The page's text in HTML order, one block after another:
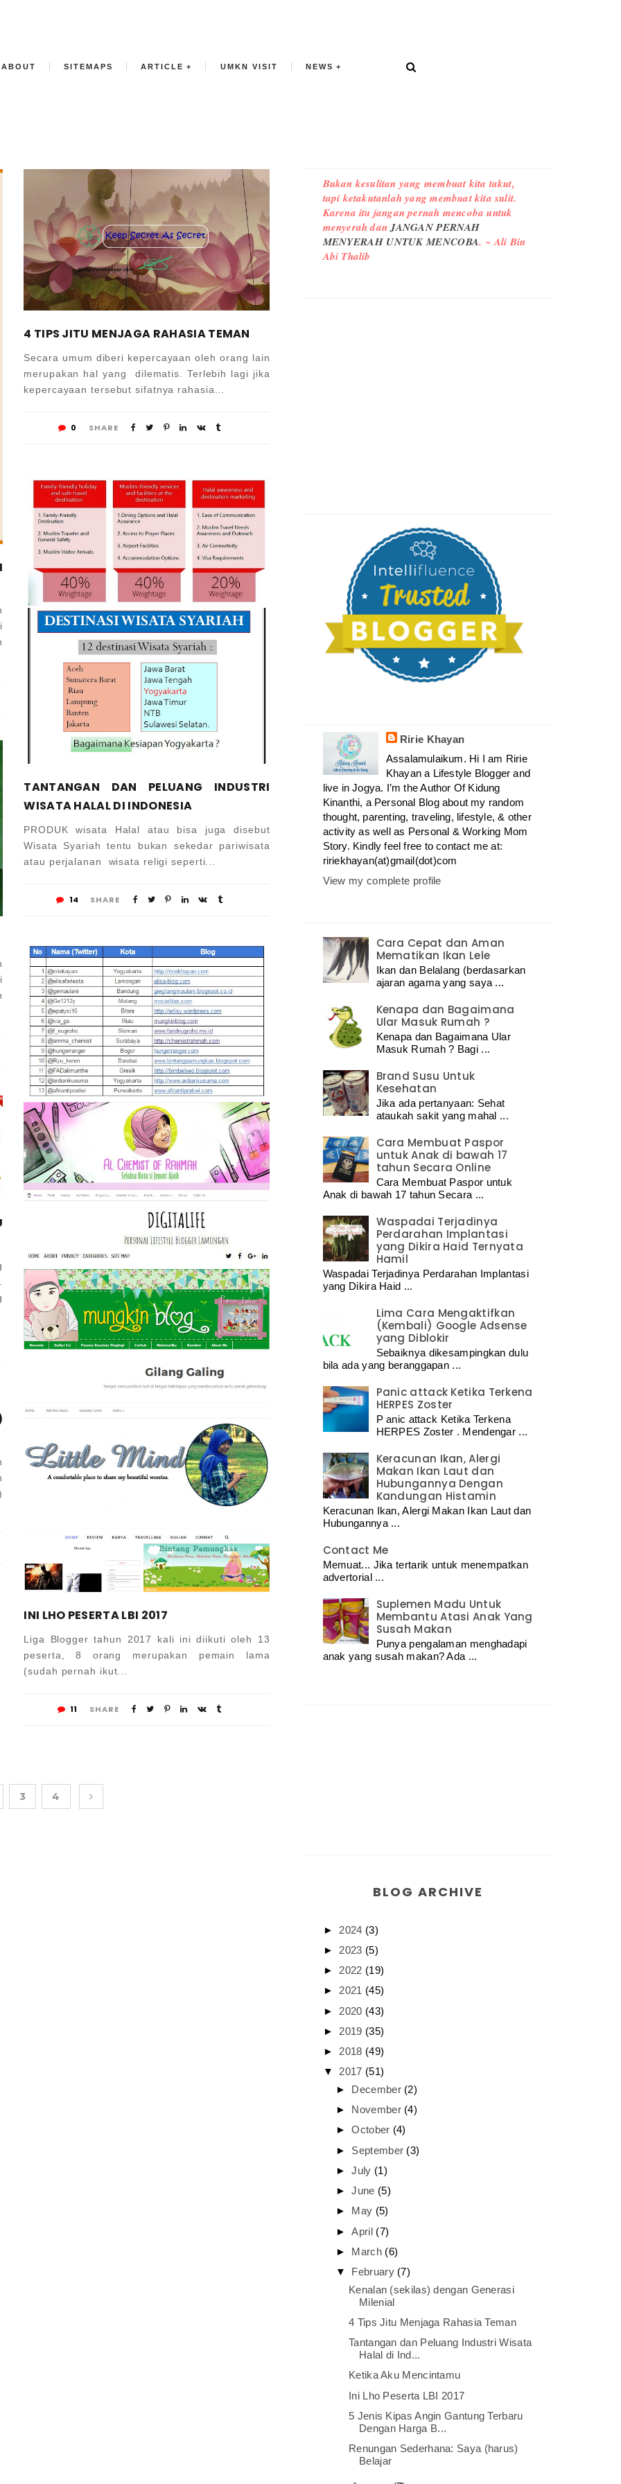
ABOUT SITEMAPS ARTICLE UMKN VISIT NEWS
4 TIPS JITU MENJAGA RAHASIA TEMAN
Secara umum diberi kepercayaan oleh orang lain
merupakan hal yang dilematis. Terlebih lagi jika
kepercayaan tersebut sifatnya rahasia...
0 SHARE
TANTANGAN DAN PELUANG INDUSTRI
WISATA HALAL DI INDONESIA
PRODUK wisata Halal atau bisa juga disebut
Wisata Syariah tentu bukan sekedar pariwisata
atau perjalanan wisata religi seperti...
14 SHARE
INI LHO PESERTA LBI 2017
Liga Blogger tahun 2017 kali ini diikuti oleh 13
peserta, 8 orang merupakan pemain lama
(sudah pernah ikut...
11 SHARE
3 4
Bukan kesulitan yang membuat kita takut,
tapi ketakutanlah yang membuat kita sulit.
Karena itu jangan pernah mencoba untuk
menyerah danJANGAN PERNAH
MENYERAH UNTUK MENCOBA. ~ Ali Bin
Abi Thalib
Ririe Khayan
Assalamulaikum. Hi I am Ririe
Khayan a Lifestyle Blogger and
live in Jogya. I’m the Author Of Kidung
Kinanthi, a Personal Blog about my random
thought, parenting, traveling, lifestyle, & other
activity as well as Personal & Working Mom
Story. Kindly feel free to contact me at:
ririekhayan(at)gmail(dot)com
View my complete profile
Cara Cepat dan Aman
Mematikan Ikan Lele
Ikan dan Belalang (berdasarkan
ajaran agama yang saya ...
Kenapa dan Bagaimana
Ular Masuk Rumah ?
Kenapa dan Bagaimana Ular
Masuk Rumah ? Bagi ...
Brand Susu Untuk
Kesehatan
Jika ada pertanyaan: Sehat
ataukah sakit yang mahal ...
Cara Membuat Paspor
untuk Anak di bawah 17
tahun Secara Online
Cara Membuat Paspor untuk
Anak di bawah 17 tahun Secara ...
Waspadai Terjadinya
Perdarahan Implantasi
yang Dikira Haid Ternyata
Hamil
Waspadai Terjadinya Perdarahan Implantasi
yang Dikira Haid ...
Lima Cara Mengaktifkan
(Kembali) Google Adsense
yang Diblokir
Sebaiknya dikesampingkan dulu
bila ada yang beranggapan ...
Panic attack Ketika Terkena
HERPES Zoster
P anic attack Ketika Terkena
HERPES Zoster . Mendengar ...
Keracunan Ikan, Alergi
Makan Ikan Laut dan
Hubungannya Dengan
Kandungan Histamin
Keracunan Ikan, Alergi Makan Ikan Laut dan
Hubungannya ...
Contact Me
Memuat... Jika tertarik untuk menempatkan
advertorial ...
Suplemen Madu Untuk
Membantu Atasi Anak Yang
Susah Makan
Punya pengalaman menghadapi
anak yang susah makan? Ada ...
BLOG ARCHIVE
► 2024 (3)
► 2023 (5)
► 2022 (19)
►2021 (45)
► 2020 (43)
► 2019 (35)
► 2018 (49)
▼2017 (51)
► December (2)
► November (4)
►October (4)
► September (3)
►July (1)
►June (5)
► May (5)
►April (7)
► March (6)
▼ February (7)
Kenalan (sekilas) dengan Generasi
Milenial
4 Tips Jitu Menjaga Rahasia Teman
Tantangan dan Peluang Industri Wisata
Halal di Ind...
Ketika Aku Mencintamu
Ini Lho Peserta LBI 2017
5 Jenis Kipas Angin Gantung Terbaru
Dengan Harga B...
Renungan Sederhana: Saya (harus)
Belajar